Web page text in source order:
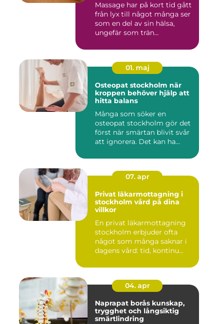
Massage har på kort tid gått
från lyx till något många ser
som en del av sin hälsa,
ungefär som trän...
01. maj
Osteopat stockholm när
kroppen behöver hjälp att
hitta balans
Många som söker en
osteopat stockholm gör det
först när smärtan blivit svår
att ignorera. Det kan ha...
07. apr
Privat läkarmottagning i
stockholm vård på dina
villkor
En privat läkarmottagning
stockholm erbjuder ofta
något som många saknar i
dagens vård: tid, kontinu...
04. apr
Naprapat borås kunskap,
trygghet och långsiktig
smärtlindring